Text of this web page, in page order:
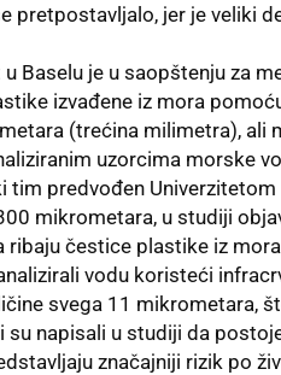
pretpostavljalo, jer je veliki
u Baselu je u saopštenju za
izvađene iz mora
(trećina milimetra), ali
uzorcima morske
tim predvođen
mikrometara, u studiji
ribaju čestice plastike iz
vodu koristeći
svega 11 mikrometara,
su napisali u studiji da
značajniji rizik po